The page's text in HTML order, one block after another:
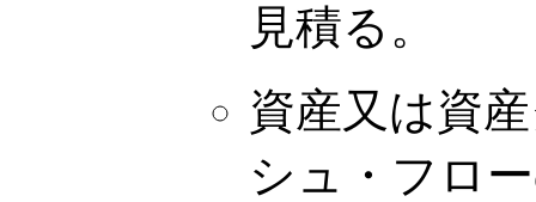
見積る。
資産又は資
シュ・フロ